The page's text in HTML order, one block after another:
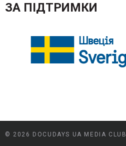
ЗА ПІДТРИМКИ
© 2026 DOCUDAYS UA MEDIA CLUB